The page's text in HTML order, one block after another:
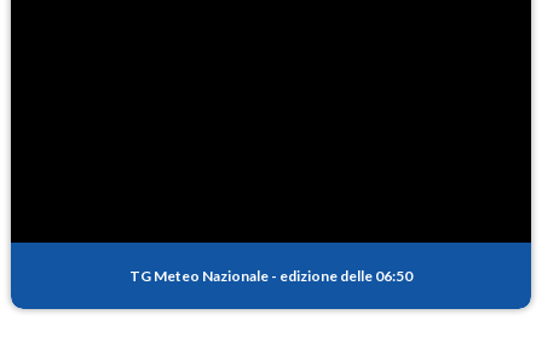
TG Meteo Nazionale - edizione delle 06:50